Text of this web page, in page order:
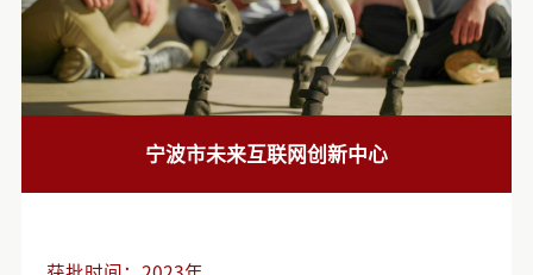
宁波市未来互联网创新中心